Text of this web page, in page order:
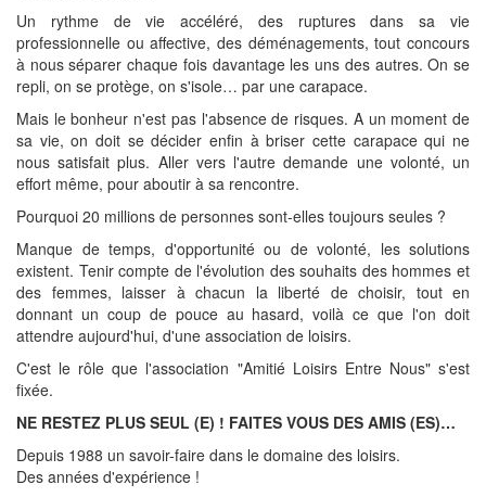
Un rythme de vie accéléré, des ruptures dans sa vie
professionnelle ou affective, des déménagements, tout concours
à nous séparer chaque fois davantage les uns des autres. On se
repli, on se protège, on s'isole… par une carapace.
Mais le bonheur n'est pas l'absence de risques. A un moment de
sa vie, on doit se décider enfin à briser cette carapace qui ne
nous satisfait plus. Aller vers l'autre demande une volonté, un
effort même, pour aboutir à sa rencontre.
Pourquoi 20 millions de personnes sont-elles toujours seules ?
Manque de temps, d'opportunité ou de volonté, les solutions
existent. Tenir compte de l'évolution des souhaits des hommes et
des femmes, laisser à chacun la liberté de choisir, tout en
donnant un coup de pouce au hasard, voilà ce que l'on doit
attendre aujourd'hui, d'une association de loisirs.
C'est le rôle que l'association "Amitié Loisirs Entre Nous" s'est
fixée.
NE RESTEZ PLUS SEUL (E) ! FAITES VOUS DES AMIS (ES)…
Depuis 1988 un savoir-faire dans le domaine des loisirs.
Des années d'expérience !